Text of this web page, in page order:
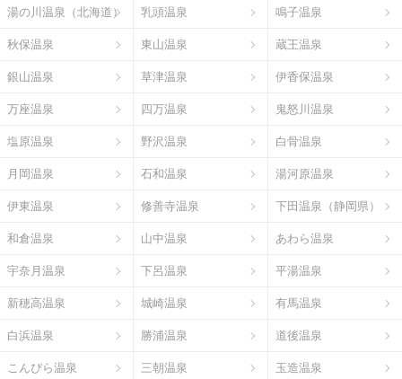
湯の川温泉（北海道） 乳頭温泉 鳴子温泉
秋保温泉 東山温泉 蔵王温泉
銀山温泉 草津温泉 伊香保温泉
万座温泉 四万温泉 鬼怒川温泉
塩原温泉 野沢温泉 白骨温泉
月岡温泉 石和温泉 湯河原温泉
伊東温泉 修善寺温泉 下田温泉（静岡県）
和倉温泉 山中温泉 あわら温泉
宇奈月温泉 下呂温泉 平湯温泉
新穂高温泉 城崎温泉 有馬温泉
白浜温泉 勝浦温泉 道後温泉
こんぴら温泉 三朝温泉 玉造温泉